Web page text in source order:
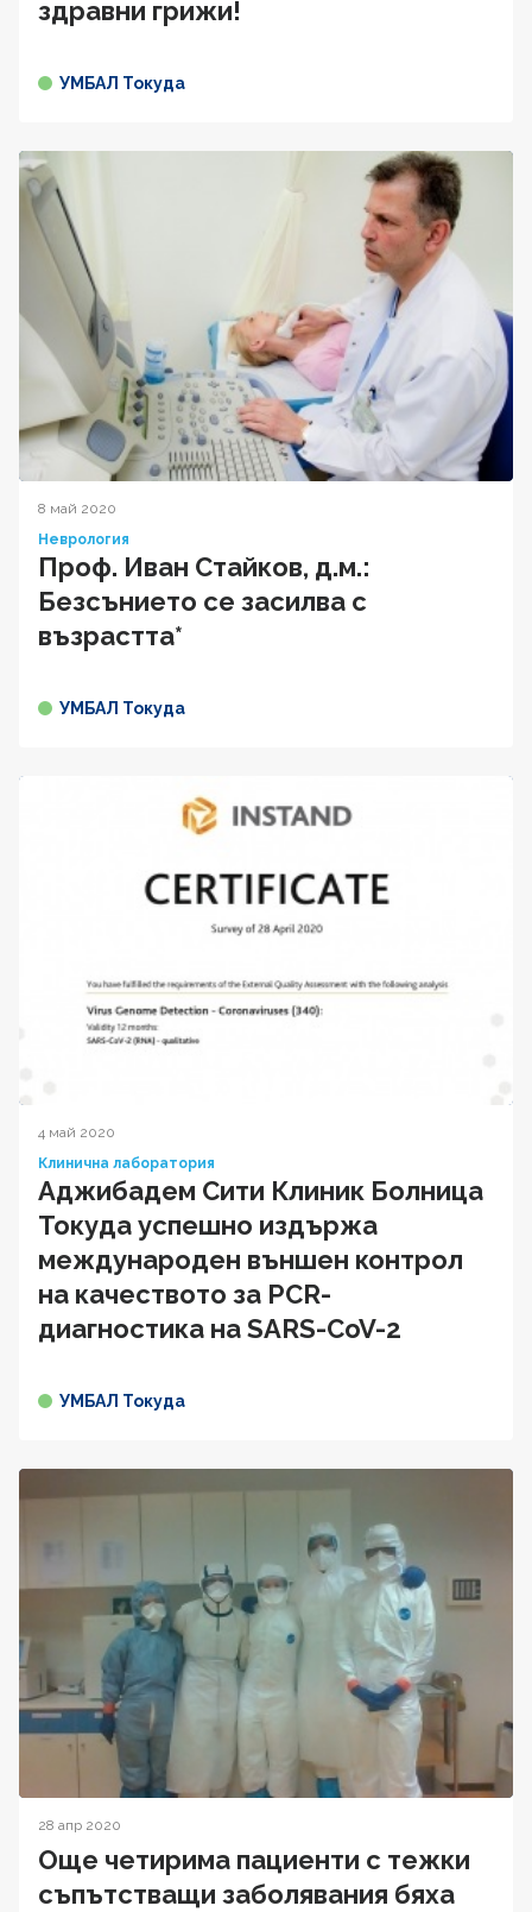
здравни грижи!
УМБАЛ Токуда
8 май 2020
Неврология
Проф. Иван Cтaйкoв, д.м.:
Безсънието се засилва с
възрастта*
УМБАЛ Токуда
4 май 2020
Клинична лаборатория
Аджибадем Сити Клиник Болница
Токуда успешно издържа
международен външен контрол
на качеството за PCR-
диагностика на SARS-CoV-2
УМБАЛ Токуда
28 апр 2020
Още четирима пациенти с тежки
съпътстващи заболявания бяха